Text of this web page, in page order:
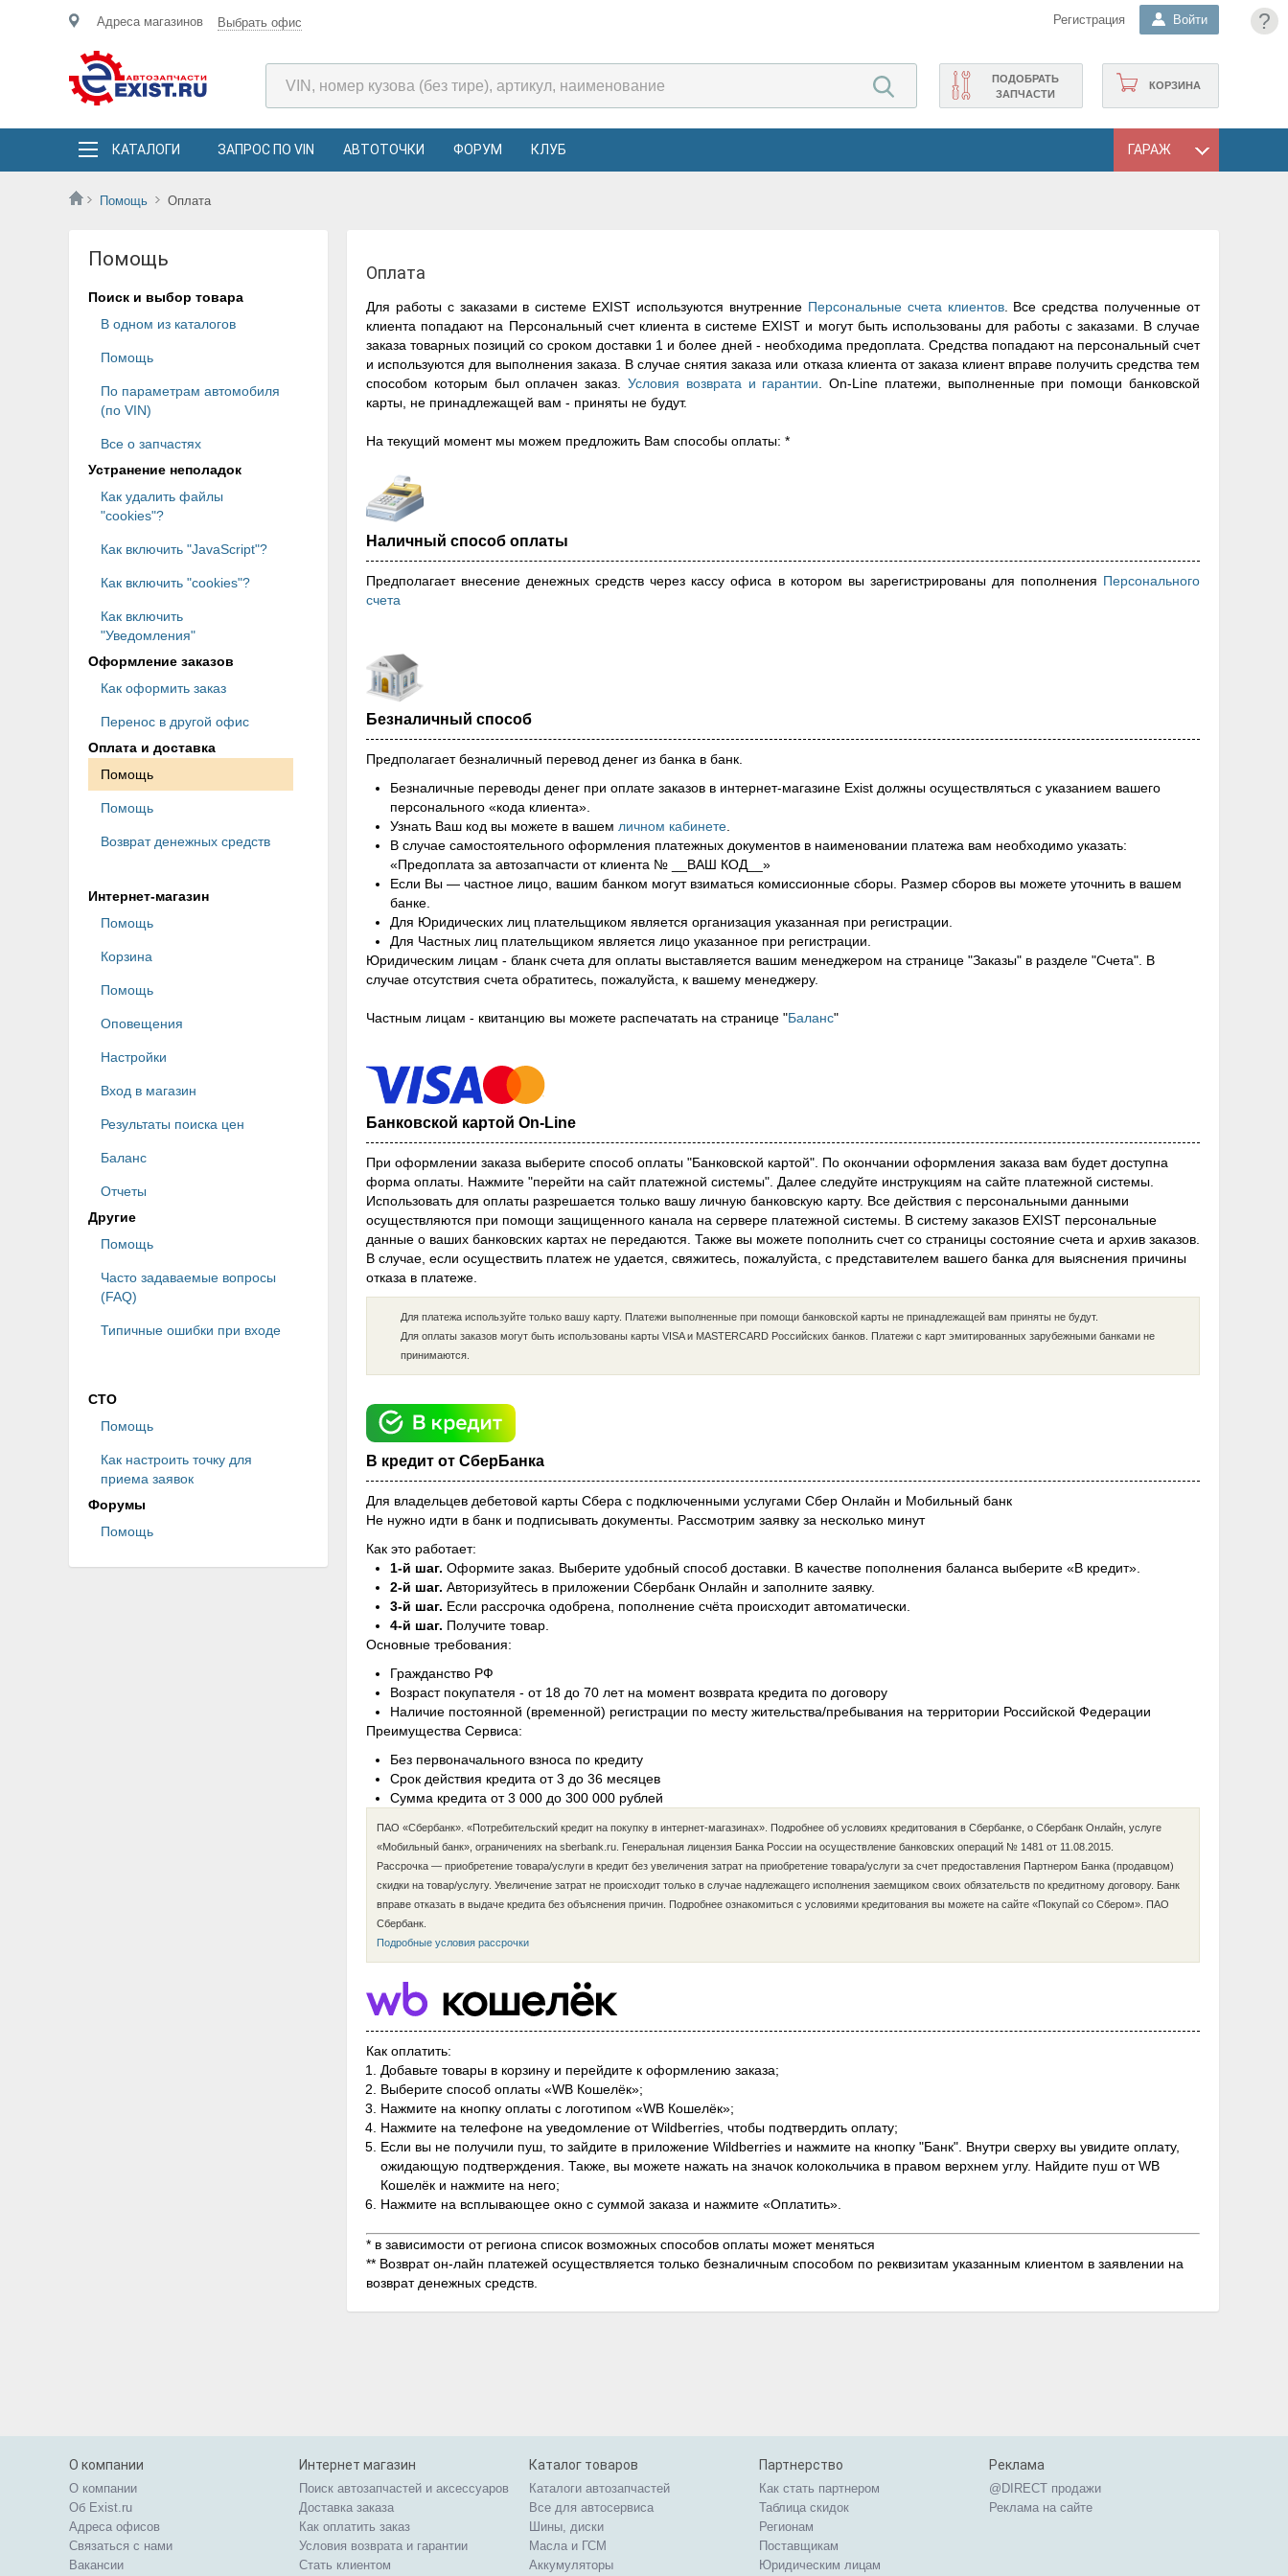
?
Адреса магазинов Выбрать офис Регистрация Войти
КОРЗИНА
ПОДОБРАТЬ
ЗАПЧАСТИ
КАТАЛОГИ ЗАПРОС ПО VIN АВТОТОЧКИ ФОРУМ КЛУБ ГАРАЖ
Помощь Оплата
Помощь
Поиск и выбор товара
В одном из каталогов
Помощь
По параметрам автомобиля
(по VIN)
Все о запчастях
Устранение неполадок
Как удалить файлы
"cookies"?
Как включить "JavaScript"?
Как включить "cookies"?
Как включить
"Уведомления"
Оформление заказов
Как оформить заказ
Перенос в другой офис
Оплата и доставка
Помощь
Помощь
Возврат денежных средств
Интернет-магазин
Помощь
Корзина
Помощь
Оповещения
Настройки
Вход в магазин
Результаты поиска цен
Баланс
Отчеты
Другие
Помощь
Часто задаваемые вопросы
(FAQ)
Типичные ошибки при входе
СТО
Помощь
Как настроить точку для
приема заявок
Форумы
Помощь
Оплата
Для работы с заказами в системе EXIST используются внутренние Персональные счета клиентов. Все средства полученные от
клиента попадают на Персональный счет клиента в системе EXIST и могут быть использованы для работы с заказами. В случае
заказа товарных позиций со сроком доставки 1 и более дней - необходима предоплата. Средства попадают на персональный счет
и используются для выполнения заказа. В случае снятия заказа или отказа клиента от заказа клиент вправе получить средства тем
способом которым был оплачен заказ. Условия возврата и гарантии . Оn-Line платежи, выполненные при помощи банковской
карты, не принадлежащей вам - приняты не будут.
На текущий момент мы можем предложить Вам способы оплаты: *
Наличный способ оплаты
Предполагает внесение денежных средств через кассу офиса в котором вы зарегистрированы для пополнения Персонального
счета
Безналичный способ
Предполагает безналичный перевод денег из банка в банк.
Безналичные переводы денег при оплате заказов в интернет-магазине Exist должны осуществляться с указанием вашего
персонального «кода клиента».
Узнать Ваш код вы можете в вашем личном кабинете
В случае самостоятельного оформления платежных документов в наименовании платежа вам необходимо указать:
«Предоплата за автозапчасти от клиента № __ВАШ КОД__»
Если Вы — частное лицо, вашим банком могут взиматься комиссионные сборы. Размер сборов вы можете уточнить в вашем
банке.
Для Юридических лиц плательщиком является организация указанная при регистрации.
Для Частных лиц плательщиком является лицо указанное при регистрации.
Юридическим лицам - бланк счета для оплаты выставляется вашим менеджером на странице "Заказы" в разделе "Счета". В
случае отсутствия счета обратитесь, пожалуйста, к вашему менеджеру.
Частным лицам - квитанцию вы можете распечатать на странице "Баланс"
Банковской картой On-Line
При оформлении заказа выберите способ оплаты "Банковской картой". По окончании оформления заказа вам будет доступна
форма оплаты. Нажмите "перейти на сайт платежной системы". Далее следуйте инструкциям на сайте платежной системы.
Использовать для оплаты разрешается только вашу личную банковскую карту. Все действия с персональными данными
осуществляются при помощи защищенного канала на сервере платежной системы. В систему заказов EXIST персональные
данные о ваших банковских картах не передаются. Также вы можете пополнить счет со страницы состояние счета и архив заказов.
В случае, если осуществить платеж не удается, свяжитесь, пожалуйста, с представителем вашего банка для выяснения причины
отказа в платеже.
Для платежа используйте только вашу карту. Платежи выполненные при помощи банковской карты не принадлежащей вам приняты не будут.
Для оплаты заказов могут быть использованы карты VISA и MASTERCARD Российских банков. Платежи c карт эмитированных зарубежными банками не
принимаются.
В кредит от СберБанка
Для владельцев дебетовой карты Сбера с подключенными услугами Сбер Онлайн и Мобильный банк
Не нужно идти в банк и подписывать документы. Рассмотрим заявку за несколько минут
Как это работает:
1-й шаг. Оформите заказ. Выберите удобный способ доставки. В качестве пополнения баланса выберите «В кредит».
2-й шаг. Авторизуйтесь в приложении Сбербанк Онлайн и заполните заявку.
3-й шаг. Если рассрочка одобрена, пополнение счёта происходит автоматически.
4-й шаг. Получите товар.
Основные требования:
Гражданство РФ
Возраст покупателя - от 18 до 70 лет на момент возврата кредита по договору
Наличие постоянной (временной) регистрации по месту жительства/пребывания на территории Российской Федерации
Преимущества Сервиса:
Без первоначального взноса по кредиту
Срок действия кредита от 3 до 36 месяцев
Сумма кредита от 3 000 до 300 000 рублей
ПАО «Сбербанк». «Потребительский кредит на покупку в интернет-магазинах». Подробнее об условиях кредитования в Сбербанке, о Сбербанк Онлайн, услуге
«Мобильный банк», ограничениях на sberbank.ru. Генеральная лицензия Банка России на осуществление банковских операций № 1481 от 11.08.2015.
Рассрочка — приобретение товара/услуги в кредит без увеличения затрат на приобретение товара/услуги за счет предоставления Партнером Банка (продавцом)
скидки на товар/услугу. Увеличение затрат не происходит только в случае надлежащего исполнения заемщиком своих обязательств по кредитному договору. Банк
вправе отказать в выдаче кредита без объяснения причин. Подробнее ознакомиться с условиями кредитования вы можете на сайте «Покупай со Сбером». ПАО
Сбербанк.
Подробные условия рассрочки
Как оплатить:
Добавьте товары в корзину и перейдите к оформлению заказа;
Выберите способ оплаты «WB Кошелёк»;
Нажмите на кнопку оплаты с логотипом «WB Кошелёк»;
Нажмите на телефоне на уведомление от Wildberries, чтобы подтвердить оплату;
Если вы не получили пуш, то зайдите в приложение Wildberries и нажмите на кнопку "Банк". Внутри сверху вы увидите оплату,
ожидающую подтверждения. Также, вы можете нажать на значок колокольчика в правом верхнем углу. Найдите пуш от WB
Кошелёк и нажмите на него;
Нажмите на всплывающее окно с суммой заказа и нажмите «Оплатить».
* в зависимости от региона список возможных способов оплаты может меняться
** Возврат он-лайн платежей осуществляется только безналичным способом по реквизитам указанным клиентом в заявлении на
возврат денежных средств.
О компании
О компании
Об Exist.ru
Адреса офисов
Связаться с нами
Вакансии
Интернет магазин
Поиск автозапчастей и аксессуаров
Доставка заказа
Как оплатить заказ
Условия возврата и гарантии
Стать клиентом
Каталог товаров
Каталоги автозапчастей
Все для автосервиса
Шины, диски
Масла и ГСМ
Аккумуляторы
Партнерство
Как стать партнером
Таблица скидок
Регионам
Поставщикам
Юридическим лицам
Реклама
@DIRECT продажи
Реклама на сайте